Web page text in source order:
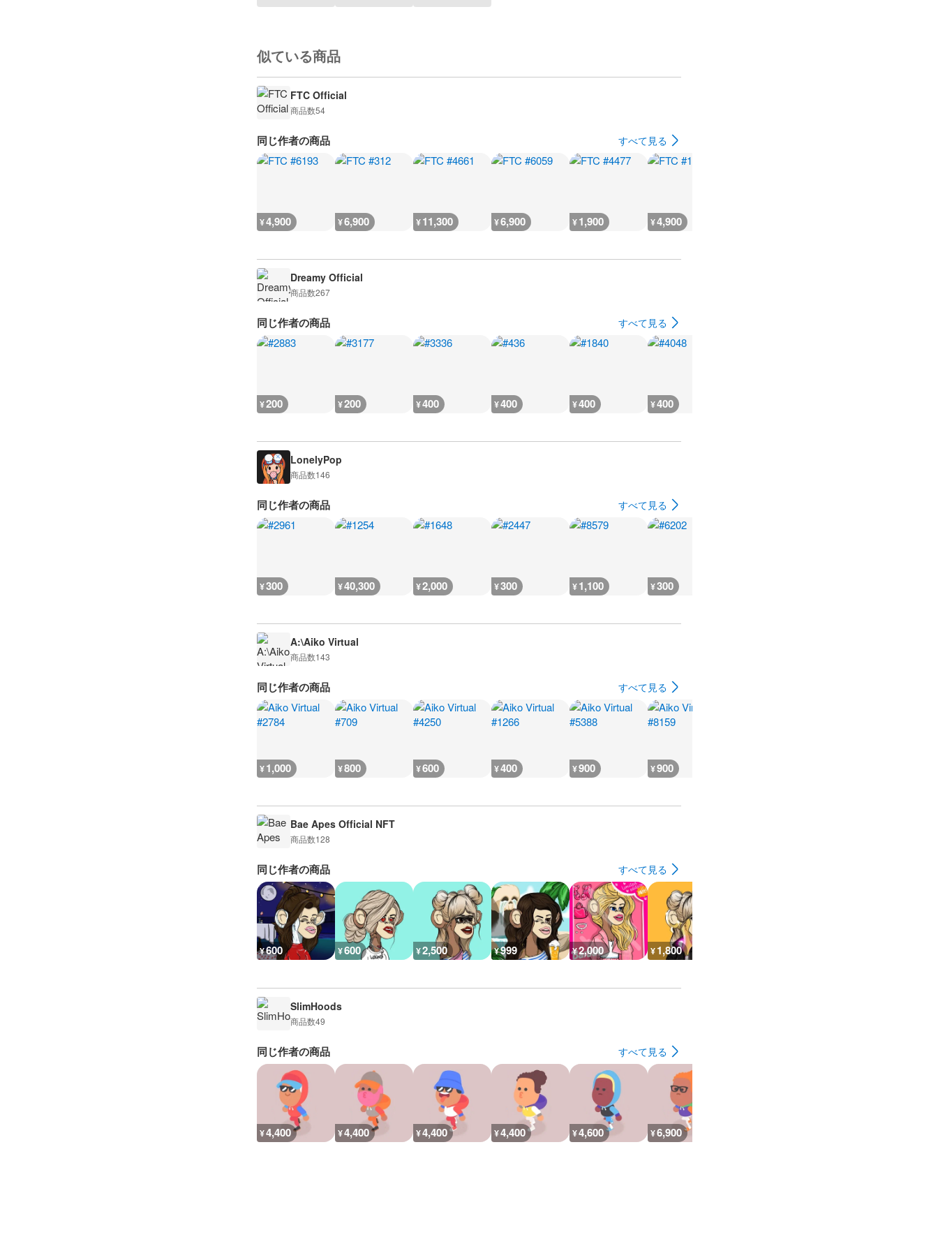
似ている商品
FTC Official
商品数54
同じ作者の商品 すべて見る
¥4,900 ¥6,900 ¥11,300 ¥6,900 ¥1,900 ¥4,900
Dreamy Official
商品数267
同じ作者の商品 すべて見る
¥200 ¥200 ¥400 ¥400 ¥400 ¥400
LonelyPop
商品数146
同じ作者の商品 すべて見る
¥300 ¥40,300 ¥2,000 ¥300 ¥1,100 ¥300
A:\Aiko Virtual
商品数143
同じ作者の商品 すべて見る
¥1,000 ¥800 ¥600 ¥400 ¥900 ¥900
Bae Apes Official NFT
商品数128
同じ作者の商品 すべて見る
¥600 ¥600 ¥2,500 ¥999 ¥2,000 ¥1,800
SlimHoods
商品数49
同じ作者の商品 すべて見る
¥4,400 ¥4,400 ¥4,400 ¥4,400 ¥4,600 ¥6,900